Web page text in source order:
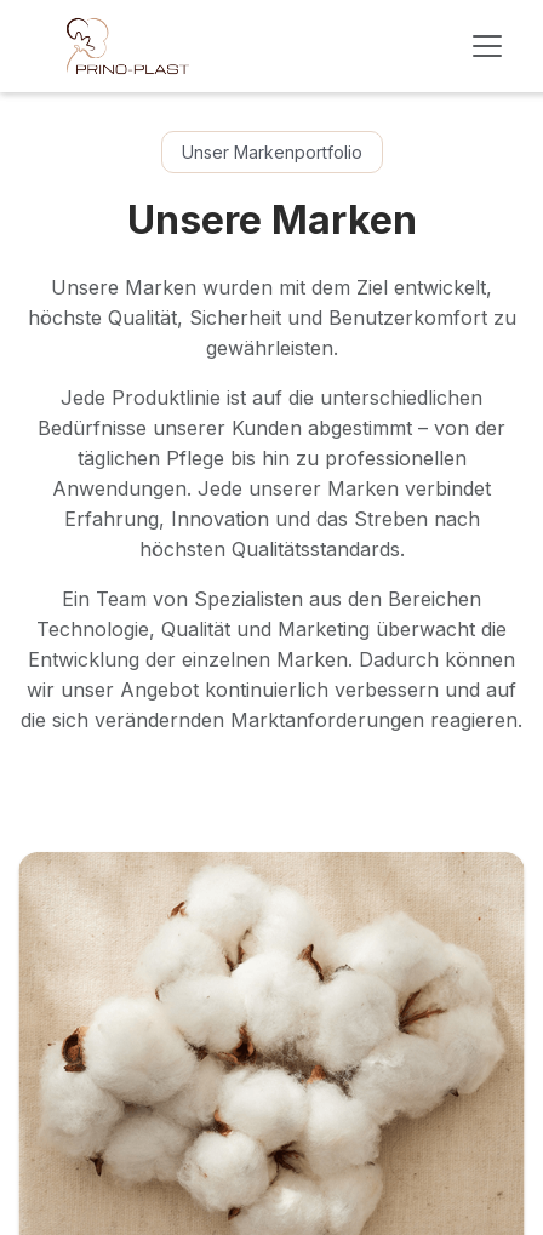
Skip to Content
Unser Markenportfolio
Unsere Marken
Unsere Marken wurden mit dem Ziel entwickelt,
höchste Qualität, Sicherheit und Benutzerkomfort zu
gewährleisten.
Jede Produktlinie ist auf die unterschiedlichen
Bedürfnisse unserer Kunden abgestimmt – von der
täglichen Pflege bis hin zu professionellen
Anwendungen. Jede unserer Marken verbindet
Erfahrung, Innovation und das Streben nach
höchsten Qualitätsstandards.
Ein Team von Spezialisten aus den Bereichen
Technologie, Qualität und Marketing überwacht die
Entwicklung der einzelnen Marken. Dadurch können
wir unser Angebot kontinuierlich verbessern und auf
die sich verändernden Marktanforderungen reagieren.